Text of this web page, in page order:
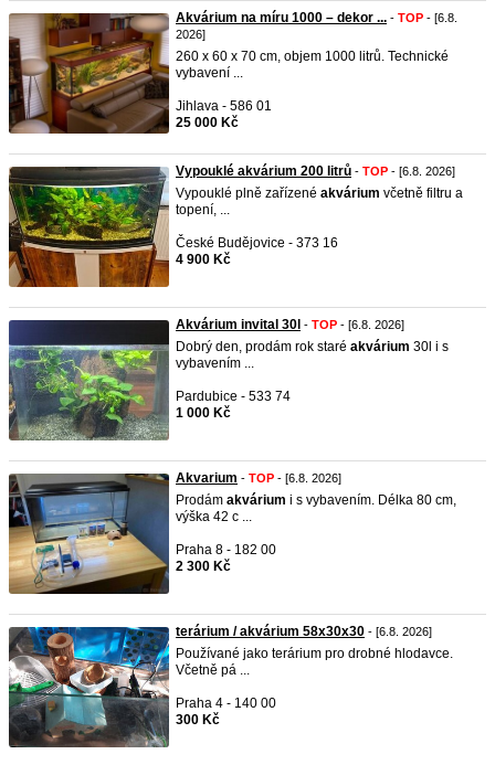
Akvárium na míru 1000 – dekor ... - TOP - [6.8.
2026]
260 x 60 x 70 cm, objem 1000 litrů. Technické
vybavení ...
Jihlava - 586 01
25 000 Kč
Vypouklé akvárium 200 litrů - TOP - [6.8. 2026]
Vypouklé plně zařízené akvárium včetně filtru a
topení, ...
České Budějovice - 373 16
4 900 Kč
Akvárium invital 30l - TOP - [6.8. 2026]
Dobrý den, prodám rok staré akvárium 30l i s
vybavením ...
Pardubice - 533 74
1 000 Kč
Akvarium - TOP - [6.8. 2026]
Prodám akvárium i s vybavením. Délka 80 cm,
výška 42 c ...
Praha 8 - 182 00
2 300 Kč
terárium / akvárium 58x30x30 - [6.8. 2026]
Používané jako terárium pro drobné hlodavce.
Včetně pá ...
Praha 4 - 140 00
300 Kč